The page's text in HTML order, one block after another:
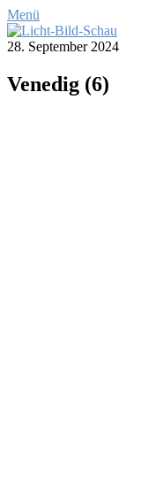
Menü
28. September 2024
Ve­ne­dig (6)